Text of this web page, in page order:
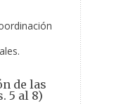
de las
5 al 8)